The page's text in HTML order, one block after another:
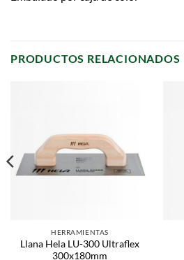
PRODUCTOS RELACIONADOS
HERRAMIENTAS
Llana Hela LU-300 Ultraflex
300x180mm